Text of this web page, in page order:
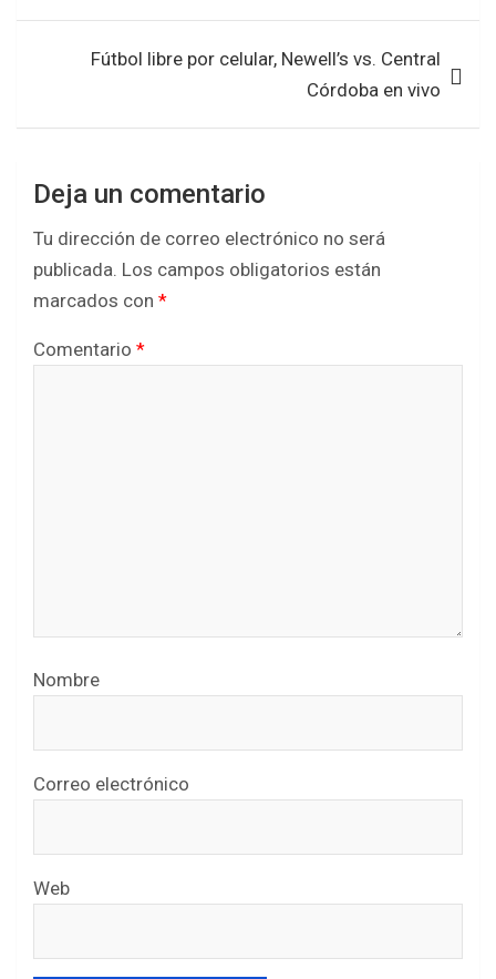
k
p
Fútbol libre por celular, Newell’s vs. Central
Córdoba en vivo
Deja un comentario
Tu dirección de correo electrónico no será
publicada. Los campos obligatorios están
marcados con *
Comentario *
Nombre
Correo electrónico
Web